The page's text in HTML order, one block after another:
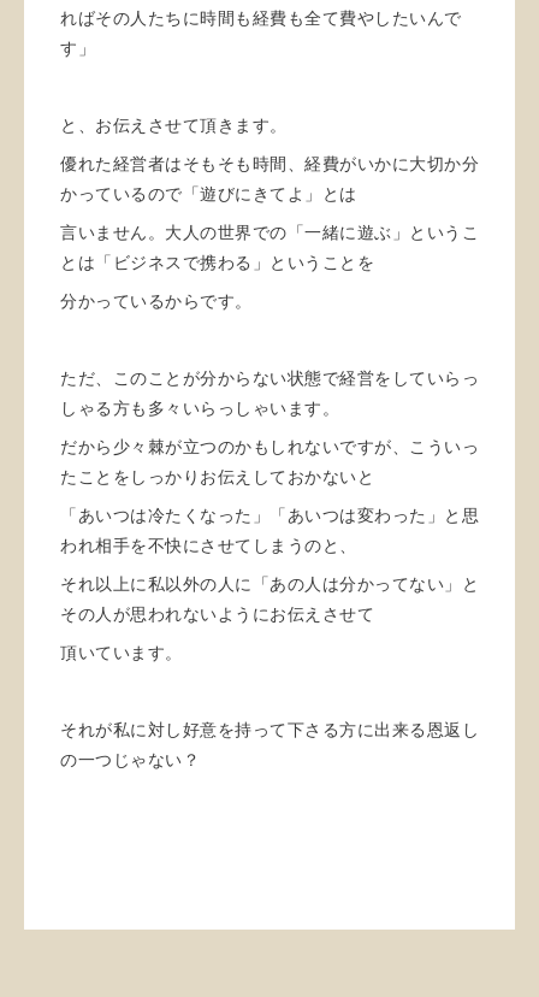
ればその人たちに時間も経費も全て費やしたいんで
す」
と、お伝えさせて頂きます。
優れた経営者はそもそも時間、経費がいかに大切か分
かっているので「遊びにきてよ」とは
言いません。大人の世界での「一緒に遊ぶ」というこ
とは「ビジネスで携わる」ということを
分かっているからです。
ただ、このことが分からない状態で経営をしていらっ
しゃる方も多々いらっしゃいます。
だから少々棘が立つのかもしれないですが、こういっ
たことをしっかりお伝えしておかないと
「あいつは冷たくなった」「あいつは変わった」と思
われ相手を不快にさせてしまうのと、
それ以上に私以外の人に「あの人は分かってない」と
その人が思われないようにお伝えさせて
頂いています。
それが私に対し好意を持って下さる方に出来る恩返し
の一つじゃない？